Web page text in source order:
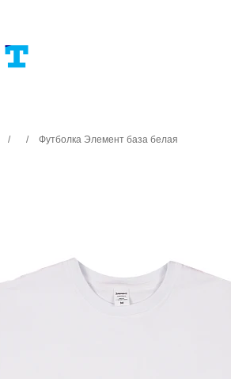
/ / Футболка Элемент база белая